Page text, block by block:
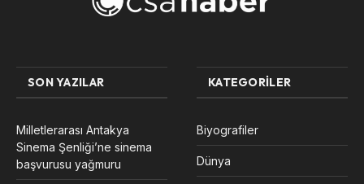
SON YAZILAR
Milletlerarası Antakya
Sinema Şenliği’ne sinema
başvurusu yağmuru
KATEGORILER
Biyografiler
Dünya